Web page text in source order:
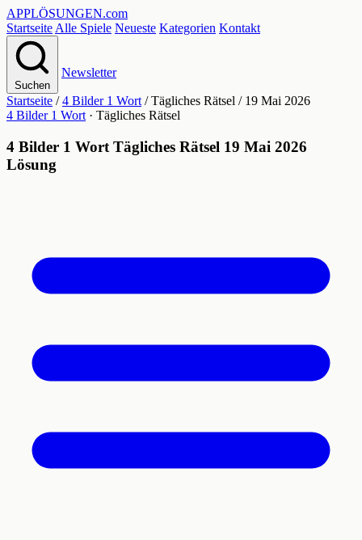
APPLÖSUNGEN.com
Startseite Alle Spiele Neueste Kategorien Kontakt
Suchen
Newsletter
Startseite / 4 Bilder 1 Wort / Tägliches Rätsel / 19 Mai 2026
4 Bilder 1 Wort · Tägliches Rätsel
4 Bilder 1 Wort Tägliches Rätsel 19 Mai 2026
Lösung